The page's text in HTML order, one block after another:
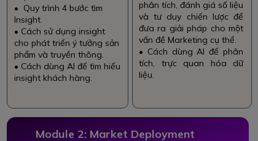
• Quy trình 4 bước tìm
Insight.
• Cách sử dụng insight
cho phát triển ý tưởng sản
phẩm và truyền thông.
• Cách dùng AI để tìm hiểu
insight khách hàng.
Module 2: Market Deployment
phân tích, đánh giá số liệu
và tư duy chiến lược để
đưa ra giải pháp cho một
vấn đề Marketing cụ thể.
• Cách dùng AI để phân
tích, trực quan hóa dữ
liệu.